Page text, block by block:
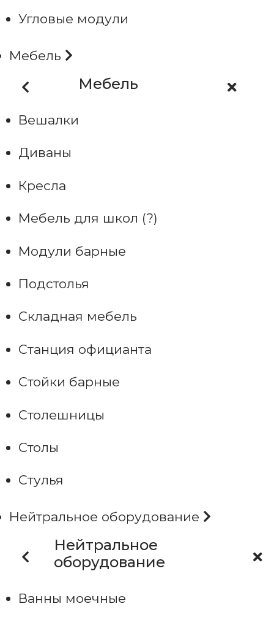
Угловые модули
Мебель
Мебель
Вешалки
Диваны
Кресла
Мебель для школ (?)
Модули барные
Подстолья
Складная мебель
Станция официанта
Стойки барные
Столешницы
Столы
Стулья
Нейтральное оборудование
Нейтральное
оборудование
Ванны моечные